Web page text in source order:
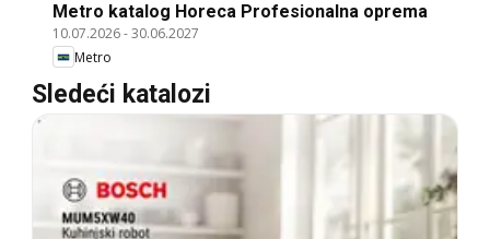
Metro katalog Horeca Profesionalna oprema
10.07.2026-30.06.2027
Metro
Sledeći katalozi